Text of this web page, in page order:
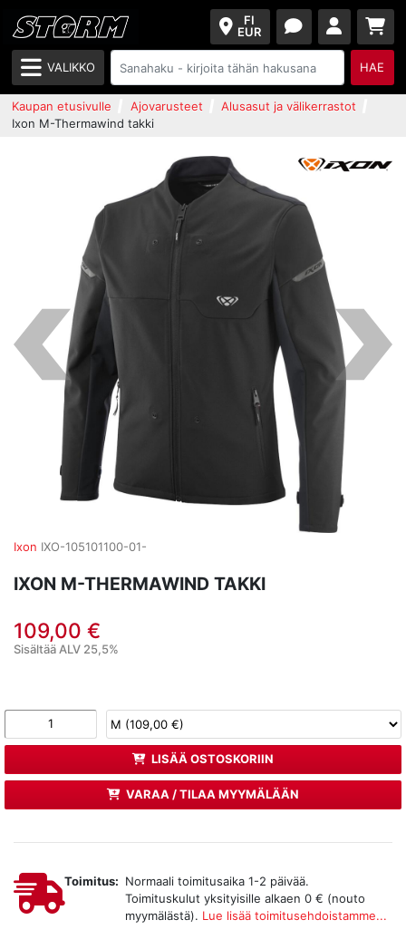
FI
EUR
VALIKKO HAE
Kaupan etusivulle Ajovarusteet
Alusasut ja välikerrastot
Ixon M-Thermawind takki
Ixon IXO-105101100-01-
IXON M-THERMAWIND TAKKI
109,00 €
Sisältää ALV 25,5%
LISÄÄ OSTOSKORIIN
VARAA / TILAA MYYMÄLÄÄN
Toimitus: Normaali toimitusaika 1-2 päivää.
Toimituskulut yksityisille alkaen 0 € (nouto
myymälästä). Lue lisää toimitusehdoistamme...